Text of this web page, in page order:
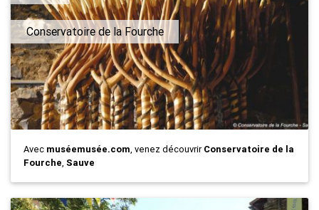
Conservatoire de la Fourche
Avec muséemusée.com, venez découvrirConservatoire de la
Fourche, Sauve